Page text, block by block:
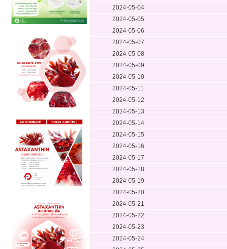
2024-05-04
2024-05-05
2024-05-06
2024-05-07
2024-05-08
2024-05-09
2024-05-10
2024-05-11
2024-05-12
2024-05-13
2024-05-14
2024-05-15
2024-05-16
2024-05-17
2024-05-18
2024-05-19
2024-05-20
2024-05-21
2024-05-22
2024-05-23
2024-05-24